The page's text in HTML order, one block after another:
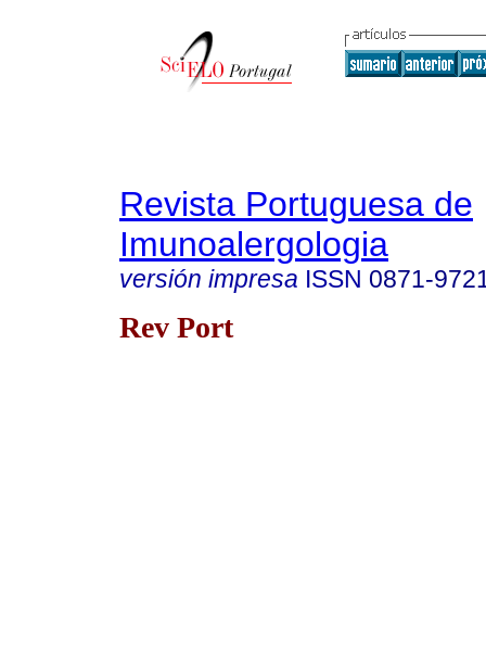
Revista Portuguesa de
Imunoalergologia
versión impresa ISSN 0871-
Rev Port